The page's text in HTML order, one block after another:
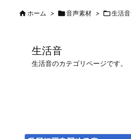
ホーム > 音声素材 > 生活音
生活音
生活音のカテゴリページです。